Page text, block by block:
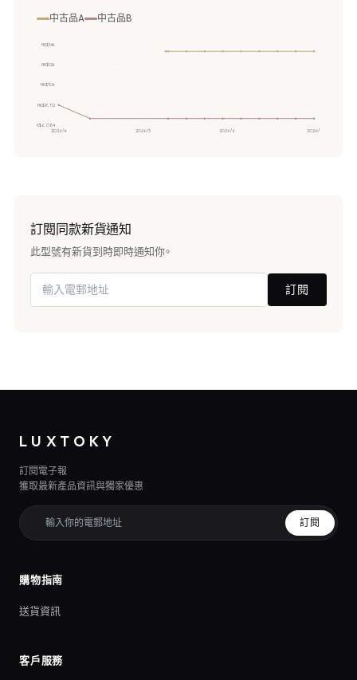
中古品A 中古品B
HK$6,084
HK$8,112
HK$10k
HK$12k
HK$14k
2026/4 2026/5 2026/6 2026/7
訂閱同款新貨通知
此型號有新貨到時即時通知你。
訂閱
LUXTOKY
訂閱電子報
獲取最新產品資訊與獨家優惠
訂閱
購物指南
送貨資訊
客戶服務